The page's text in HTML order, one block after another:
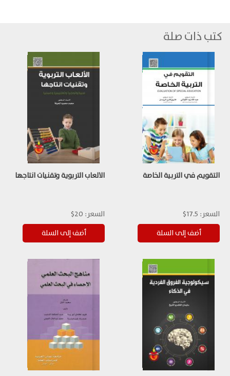
كتب ذات صلة
التقويم في التربية الخاصة
السعر: 17.5$
الالعاب التربوية وتقنيات انتاجها
السعر: 20$